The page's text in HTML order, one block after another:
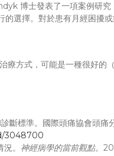
博士發表了一項案例研
選擇。對於患有月經困擾
方式，可能是一種很好的
斷標準。國際頭痛協會頭痛
3048700
。 神經病學的當前觀點。